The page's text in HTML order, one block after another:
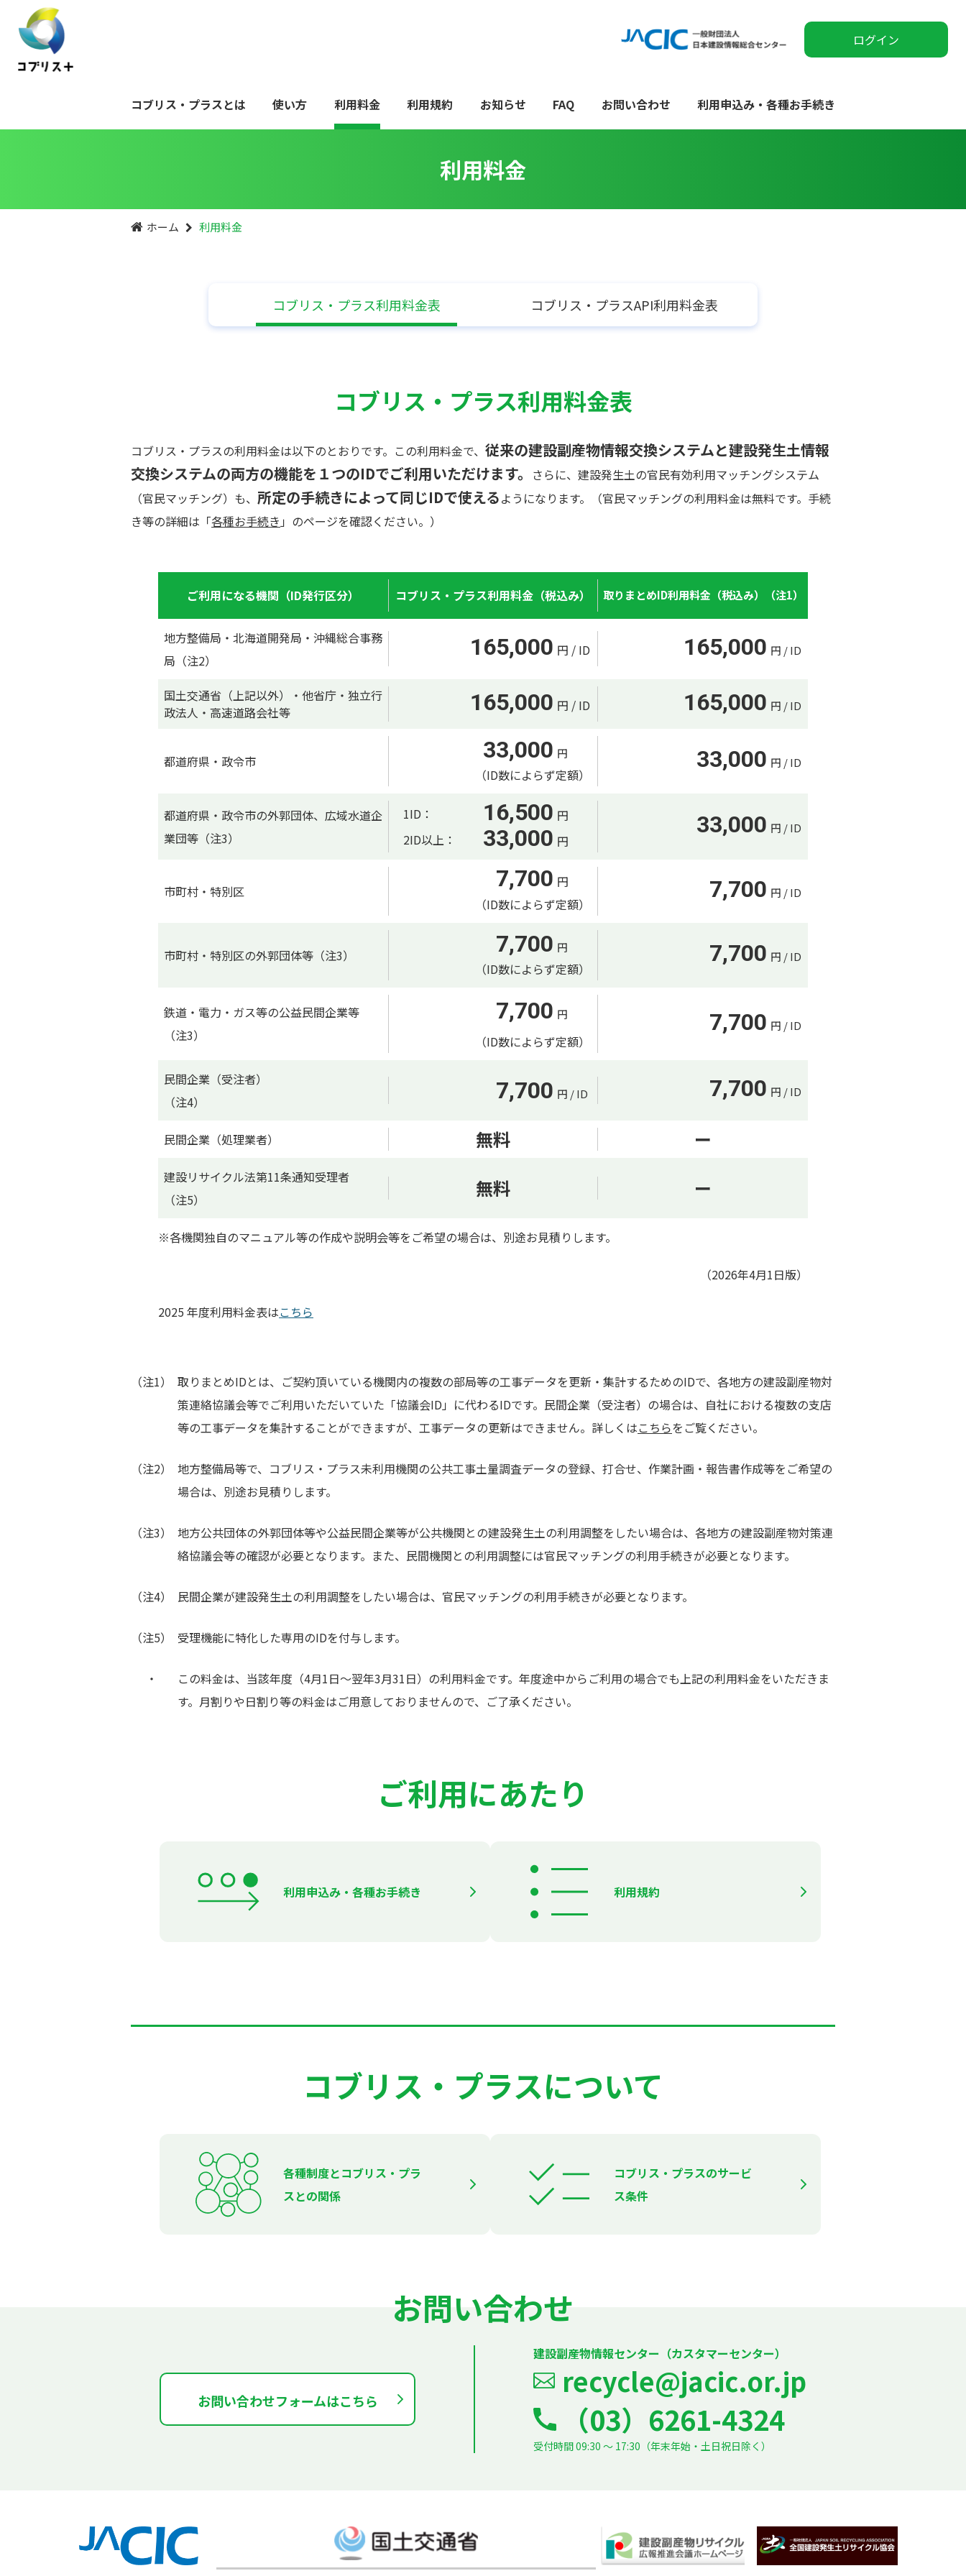
ログイン
コブリス・プラスとは 使い方 利用料金 利用規約 お知らせ FAQ お問い合わせ 利用申込み・各種お手続き
利用料金
ホーム 利用料金
コブリス・プラス利用料金表 コブリス・プラスAPI利用料金表
コブリス・プラス利用料金表
コブリス・プラスの利用料金は以下のとおりです。この利用料金で、 従来の建設副産物情報交換システムと建設発生土情報
交換システムの両方の機能を１つのIDでご利用いただけます。
さらに、建設発生土の官民有効利用マッチングシステム
（官民マッチング）も、 所定の手続きによって同じIDで使えるようになります。（官民マッチングの利用料金は無料です。手続
き等の詳細は「各種お手続き 」のページを確認ください。）
ご利用になる機関（ID発行区分） コブリス・プラス利用料金（税込み） 取りまとめID利用料金（税込み）（注1）
地方整備局・北海道開発局・沖縄総合事務
局（注2）
165,000 円 / ID 165,000 円 / ID
国土交通省（上記以外）・他省庁・独立行
政法人・高速道路会社等
165,000 円 / ID 165,000 円 / ID
都道府県・政令市 33,000 円
（ID数によらず定額）
33,000 円 / ID
都道府県・政令市の外郭団体、広域水道企
業団等（注3）
1ID： 16,500 円
2ID以上：
33,000 円
33,000 円 / ID
市町村・特別区 7,700 円
（ID数によらず定額）
7,700 円 / ID
市町村・特別区の外郭団体等（注3） 7,700 円
（ID数によらず定額）
7,700 円 / ID
鉄道・電力・ガス等の公益民間企業等
（注3）
7,700 円
（ID数によらず定額）
7,700 円 / ID
民間企業（受注者）
（注4）
7,700 円 / ID 7,700 円 / ID
民間企業（処理業者） 無料 ー
建設リサイクル法第11条通知受理者
（注5）
無料 ー
※各機関独自のマニュアル等の作成や説明会等をご希望の場合は、別途お見積りします。
（2026年4月1日版）
2025 年度利用料金表はこちら
（注1）
取りまとめIDとは、ご契約頂いている機関内の複数の部局等の⼯事データを更新・集計するためのIDで、各地⽅の建設副産物対
策連絡協議会等でご利⽤いただいていた「協議会ID」に代わるIDです。⺠間企業（受注者）の場合は、⾃社における複数の⽀店
等の⼯事データを集計することができますが、⼯事データの更新はできません。詳しくはこちらをご覧ください。
（注2）
地方整備局等で、コブリス・プラス未利用機関の公共工事土量調査データの登録、打合せ、作業計画・報告書作成等をご希望の
場合は、別途お見積りします。
（注3）
地方公共団体の外郭団体等や公益民間企業等が公共機関との建設発生土の利用調整をしたい場合は、各地方の建設副産物対策連
絡協議会等の確認が必要となります。また、民間機関との利用調整には官民マッチングの利用手続きが必要となります。
（注4） 民間企業が建設発生土の利用調整をしたい場合は、官民マッチングの利用手続きが必要となります。
（注5） 受理機能に特化した専用のIDを付与します。
この料金は、当該年度（4月1日～翌年3月31日）の利用料金です。年度途中からご利用の場合でも上記の利用料金をいただきま
す。月割りや日割り等の料金はご用意しておりませんので、ご了承ください。
ご利用にあたり
利用申込み・各種お手続き 利用規約
コブリス・プラスについて
各種制度とコブリス・プラ
スとの関係
コブリス・プラスのサービ
ス条件
お問い合わせ
お問い合わせフォームはこちら
建設副産物情報センター（カスタマーセンター）
recycle@jacic.or.jp
（03）6261-4324
受付時間 09:30 ～ 17:30（年末年始・土日祝日除く）